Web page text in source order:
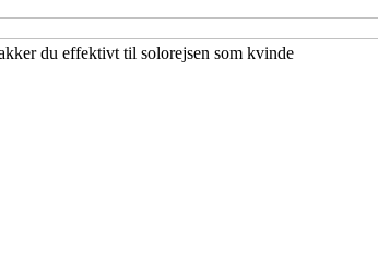
du effektivt til solorejsen som kvinde